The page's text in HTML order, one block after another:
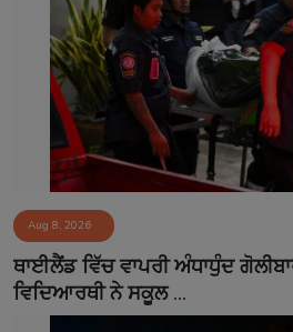
Aug 8, 2026
ਥਾਈਲੈਂਡ ਵਿੱਚ ਵਾਪਰੀ ਅੰਧਾਧੁੰਦ
ਵਿਦਿਆਰਥੀ ਨੇ ਸਕੂਲ ...